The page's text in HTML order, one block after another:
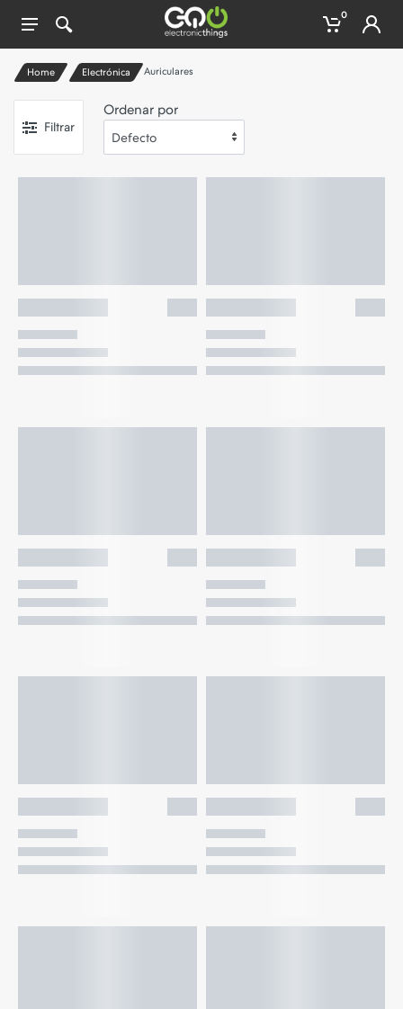
0
Home Electrónica Auriculares
Filtrar
Ordenar por